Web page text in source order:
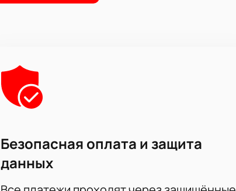
Безопасная оплата и защита
данных